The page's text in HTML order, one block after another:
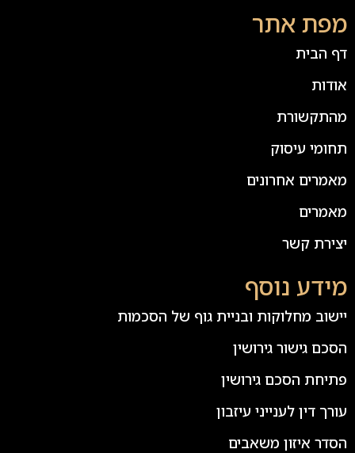
מפת אתר
דף הבית
אודות
מהתקשורת
תחומי עיסוק
מאמרים אחרונים
מאמרים
יצירת קשר
מידע נוסף
יישוב מחלוקות ובניית גוף של הסכמות
הסכם גישור גירושין
פתיחת הסכם גירושין
עורך דין לענייני עיזבון
הסדר איזון משאבים